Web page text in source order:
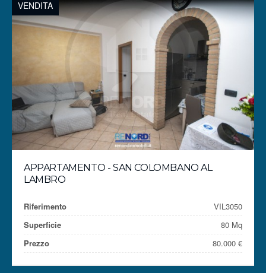
VENDITA
APPARTAMENTO - SAN COLOMBANO AL
LAMBRO
Riferimento
VIL3050
Superficie
80 Mq
Prezzo
80.000 €